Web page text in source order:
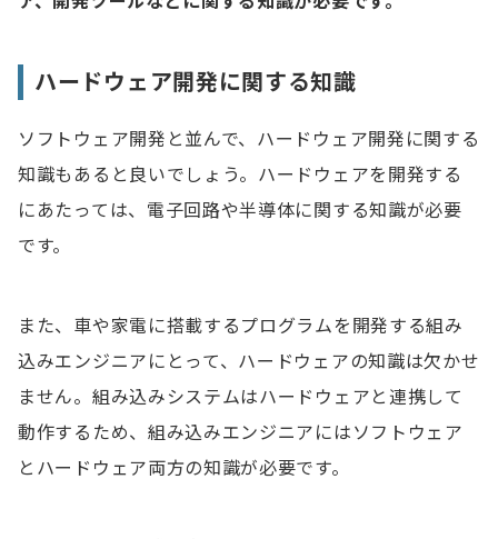
ハードウェア開発に関する知識
ソフトウェア開発と並んで、ハードウェア開発に関する
知識もあると良いでしょう。ハードウェアを開発する
にあたっては、電子回路や半導体に関する知識が必要
です。
また、車や家電に搭載するプログラムを開発する組み
込みエンジニアにとって、ハードウェアの知識は欠かせ
ません。組み込みシステムはハードウェアと連携して
動作するため、組み込みエンジニアにはソフトウェア
とハードウェア両方の知識が必要です。